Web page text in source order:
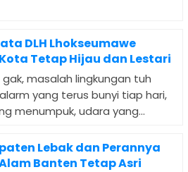
DLH Lhokseumawe
Tetap Hijau dan Lestari
masalah lingkungan tuh
yang terus bunyi tiap hari,
menumpuk, udara yang...
Lebak dan Perannya
Banten Tetap Asri